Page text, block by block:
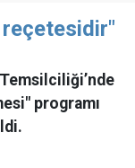
programı